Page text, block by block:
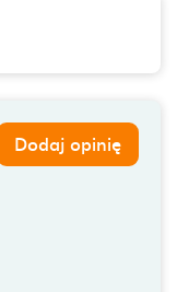
Dodaj opinię